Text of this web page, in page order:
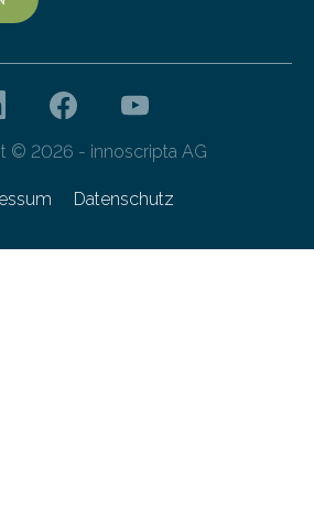
© 2026 - innoscripta AG
Datenschutz